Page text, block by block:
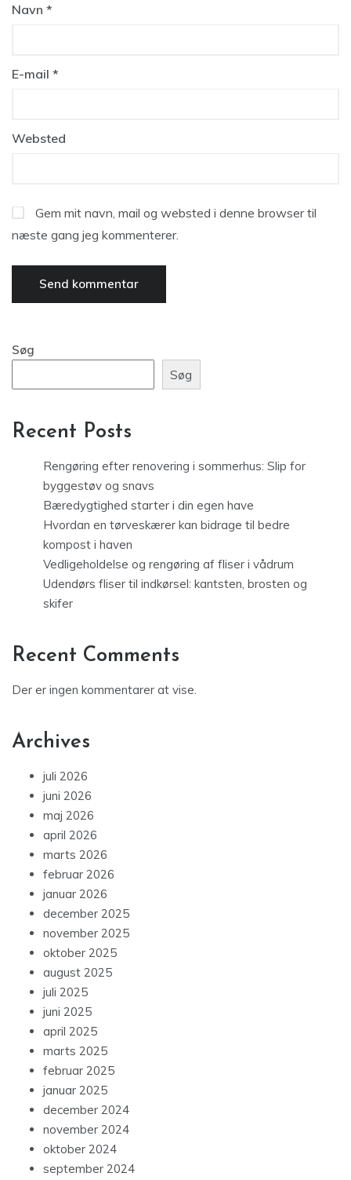
Navn *
E-mail *
Websted
Gem mit navn, mail og websted i denne browser til
næste gang jeg kommenterer.
Søg
Søg
Recent Posts
Rengøring efter renovering i sommerhus: Slip for
byggestøv og snavs
Bæredygtighed starter i din egen have
Hvordan en tørveskærer kan bidrage til bedre
kompost i haven
Vedligeholdelse og rengøring af fliser i vådrum
Udendørs fliser til indkørsel: kantsten, brosten og
skifer
Recent Comments
Der er ingen kommentarer at vise.
Archives
juli 2026
juni 2026
maj 2026
april 2026
marts 2026
februar 2026
januar 2026
december 2025
november 2025
oktober 2025
august 2025
juli 2025
juni 2025
april 2025
marts 2025
februar 2025
januar 2025
december 2024
november 2024
oktober 2024
september 2024